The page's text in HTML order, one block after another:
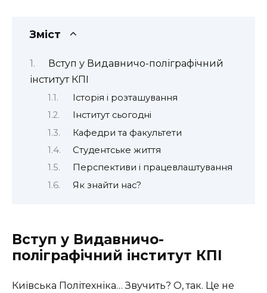
Зміст
Вступ у Видавничо-поліграфічний
інститут КПІ
Історія і розташування
Інститут сьогодні
Кафедри та факультети
Студентське життя
Перспективи і працевлаштування
Як знайти нас?
Вступ у Видавничо-
поліграфічний інститут КПІ
Київська Політехніка… Звучить? О, так. Це не